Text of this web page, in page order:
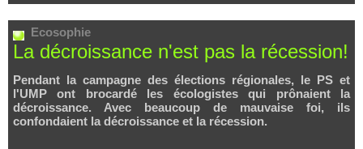
Ecosophie
La décroissance n'est pas la récession!
Pendant la campagne des élections régionales, le PS et
l'UMP ont brocardé les écologistes qui prônaient la
décroissance. Avec beaucoup de mauvaise foi, ils
confondaient la décroissance et la récession.